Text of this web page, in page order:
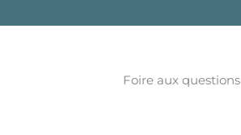
Foire aux questions